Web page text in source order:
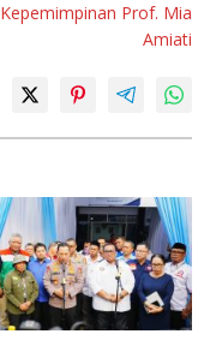
Kepemimpinan Prof. Mia
Amiati